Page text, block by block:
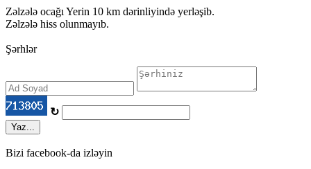
Zəlzələ ocağı Yerin 10 km dərinliyində yerləşib.
Zəlzələ hiss olunmayıb.
Şərhlər
↻
Yaz...
Bizi facebook-da izləyin